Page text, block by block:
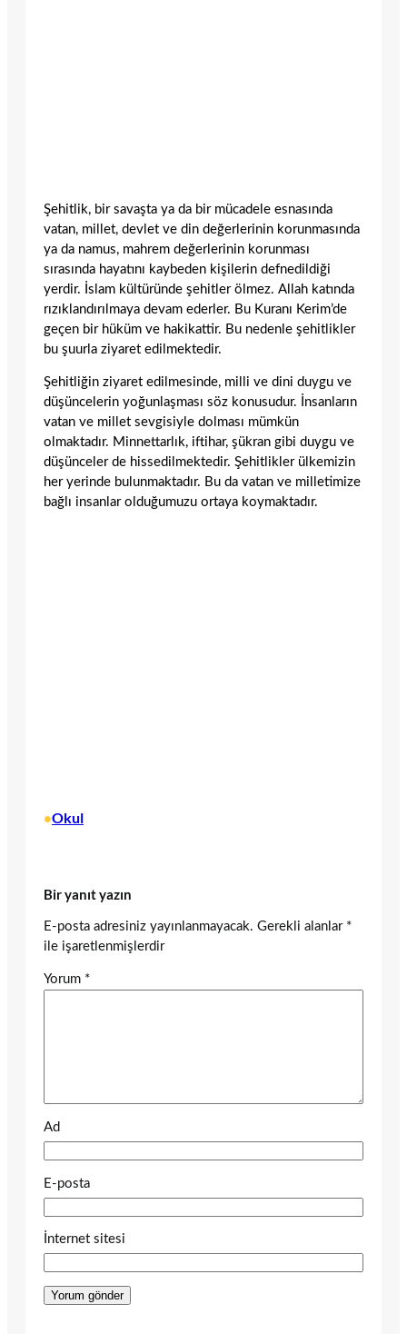
Şehitlik, bir savaşta ya da bir mücadele esnasında
vatan, millet, devlet ve din değerlerinin korunmasında
ya da namus, mahrem değerlerinin korunması
sırasında hayatını kaybeden kişilerin defnedildiği
yerdir. İslam kültüründe şehitler ölmez. Allah katında
rızıklandırılmaya devam ederler. Bu Kuranı Kerim’de
geçen bir hüküm ve hakikattir. Bu nedenle şehitlikler
bu şuurla ziyaret edilmektedir.
Şehitliğin ziyaret edilmesinde, milli ve dini duygu ve
düşüncelerin yoğunlaşması söz konusudur. İnsanların
vatan ve millet sevgisiyle dolması mümkün
olmaktadır. Minnettarlık, iftihar, şükran gibi duygu ve
düşünceler de hissedilmektedir. Şehitlikler ülkemizin
her yerinde bulunmaktadır. Bu da vatan ve milletimize
bağlı insanlar olduğumuzu ortaya koymaktadır.
•Okul
Bir yanıt yazın
E-posta adresiniz yayınlanmayacak. Gerekli alanlar *
ile işaretlenmişlerdir
Yorum *
Ad
E-posta
İnternet sitesi